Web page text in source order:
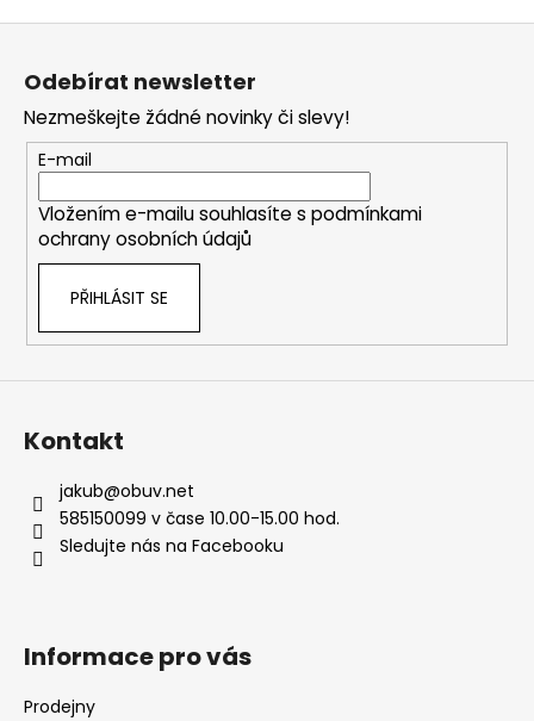
Z
Odebírat newsletter
Nezmeškejte žádné novinky či slevy!
E-mail
Vložením e-mailu souhlasíte s podmínkami
ochrany osobních údajů
PŘIHLÁSIT SE
Kontakt
jakub@obuv.net
585150099 v čase 10.00-15.00 hod.
Sledujte nás na Facebooku
Informace pro vás
Prodejny